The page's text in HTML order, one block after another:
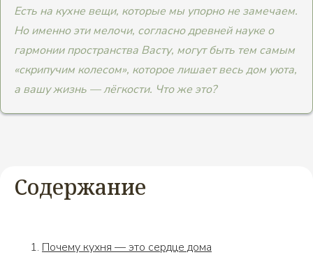
Есть на кухне вещи, которые мы упорно не замечаем.
Но именно эти мелочи, согласно древней науке о
гармонии пространства Васту, могут быть тем самым
«скрипучим колесом», которое лишает весь дом уюта,
а вашу жизнь — лёгкости. Что же это?
Содержание
Почему кухня — это сердце дома